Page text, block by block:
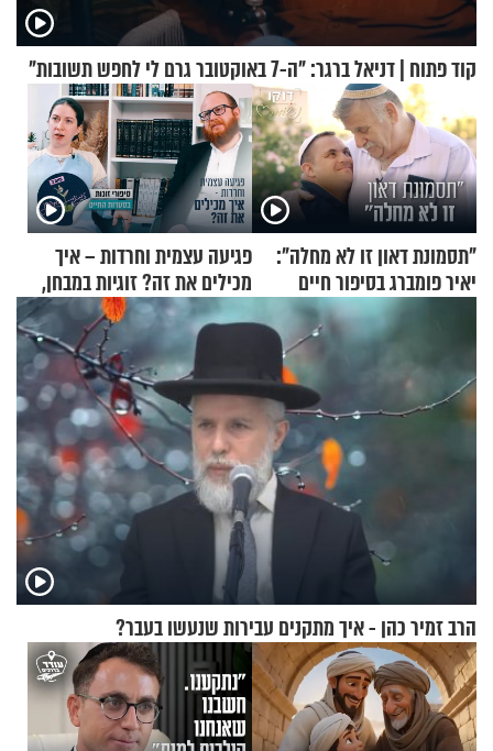
קוד פתוח | דניאל ברגר: "ה-7 באוקטובר גרם לי לחפש תשובות"
"תסמונת דאון זו לא מחלה":
יאיר פומברג בסיפור חיים
מעורר השראה
פגיעה עצמית וחרדות – איך
מכילים את זה? זוגיות במבחן,
הפעם עם יהודית ואלתר כהן
הרב זמיר כהן - איך מתקנים עבירות שנעשו בעבר?